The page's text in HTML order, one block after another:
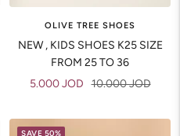
OLIVE TREE SHOES
NEW , KIDS SHOES K25 SIZE
FROM 25 TO 36
Sale
5.000 JOD Regular
10.000 JOD
SAVE 50%